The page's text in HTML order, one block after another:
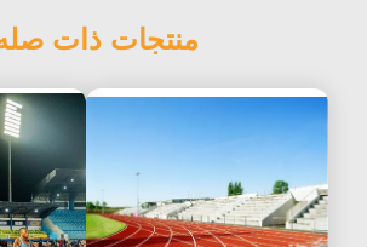
منتجات ذات صله